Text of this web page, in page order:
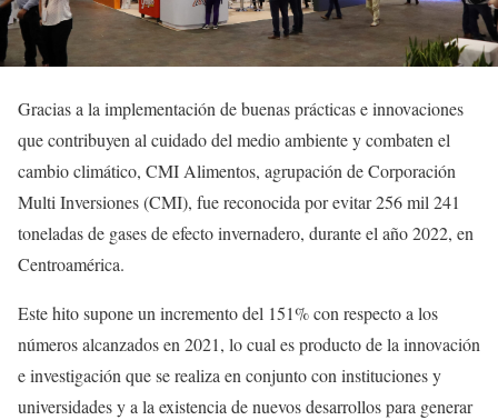
Gracias a la implementación de buenas prácticas e innovaciones
que contribuyen al cuidado del medio ambiente y combaten el
cambio climático, CMI Alimentos, agrupación de Corporación
Multi Inversiones (CMI), fue reconocida por evitar 256 mil 241
toneladas de gases de efecto invernadero, durante el año 2022, en
Centroamérica.
Este hito supone un incremento del 151% con respecto a los
números alcanzados en 2021, lo cual es producto de la innovación
e investigación que se realiza en conjunto con instituciones y
universidades y a la existencia de nuevos desarrollos para generar